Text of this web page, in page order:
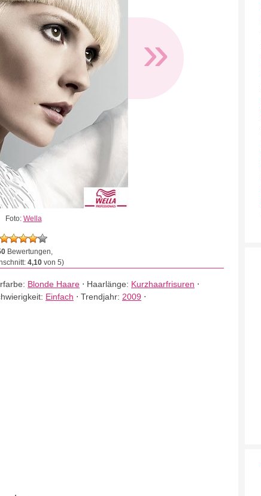
»
Foto: Wella
Bewertungen,
4,10von 5)
Blonde Haare ⋅ Haarlänge: Kurzhaarfrisuren ⋅
Einfach ⋅Trendjahr: 2009 ⋅